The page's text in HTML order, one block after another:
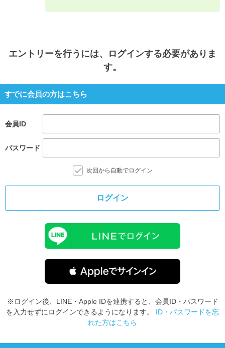
エントリーを行うには、ログインする必要がありま
す。
すでに会員の方はこちら
会員ID
パスワード
次回から自動でログイン
ログイン
※ログイン後、LINE・Apple IDを連携すると、会員ID・パスワード
を入力せずにログインできるようになります。 ID・パスワードを忘
れた方はこちら